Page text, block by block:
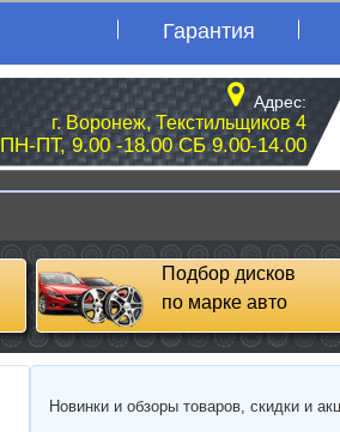
Гарантия
Адрес:
г. Воронеж, Текстильщиков 4
ПН-ПТ, 9.00 -18.00 СБ 9.00-14.00
Подбор дисков
по марке авто
Новинки и обзоры товаров, скидки и